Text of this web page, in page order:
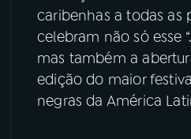
YouTube
TikTok
caribenhas a todas as
celebram não só esse
mas também a
edição do maior
negras da América